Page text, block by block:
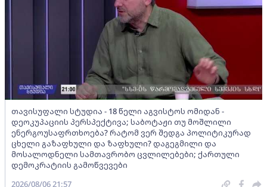
თავისუფალი სტუდია - 18 წელი აგვისტოს ომიდან -
დეოკუპაციის პერსპექტივა; საბოტაჟი თუ მოშლილი
ენერგოუსაფრთხოება? რატომ ვერ შედგა პოლიტიკურად
ცხელი გაზაფხული და ზაფხული? დაგეგმილი და
მოსალოდნელი სამთავრობო ცვლილებები; ქართული
დემოკრატიის გამოწვევები
2026/08/06 21:57